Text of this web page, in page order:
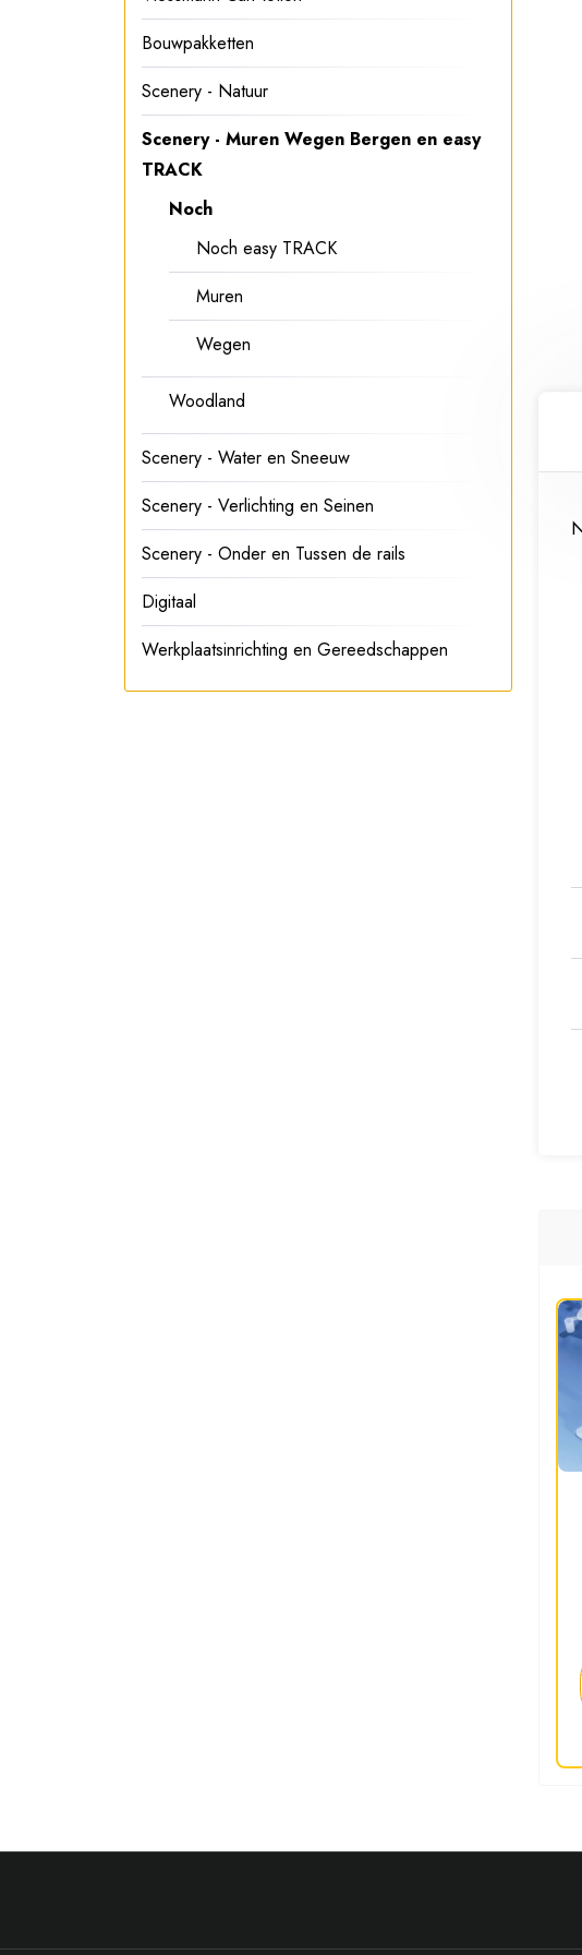
Bouwpakketten
Scenery - Natuur
Scenery - Muren Wegen Bergen en easy
TRACK
Noch
Noch easy TRACK
Muren
Wegen
Woodland
Scenery - Water en Sneeuw
Scenery - Verlichting en Seinen
Scenery - Onder en Tussen de rails
Digitaal
Werkplaatsinrichting en Gereedschappen